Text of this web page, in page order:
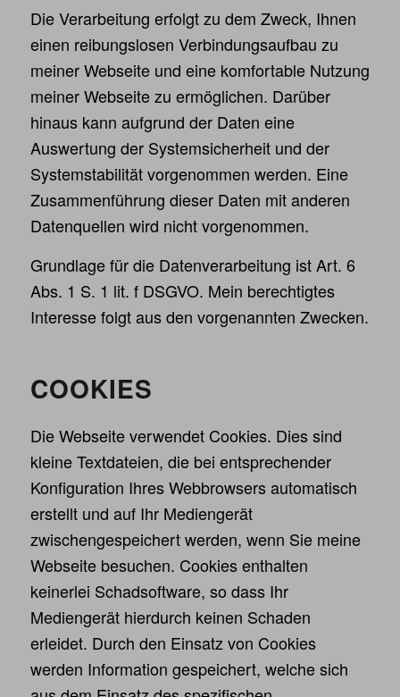
Die Verarbeitung erfolgt zu dem Zweck, Ihnen
einen reibungslosen Verbindungsaufbau zu
meiner Webseite und eine komfortable Nutzung
meiner Webseite zu ermöglichen. Darüber
hinaus kann aufgrund der Daten eine
Auswertung der Systemsicherheit und der
Systemstabilität vorgenommen werden. Eine
Zusammenführung dieser Daten mit anderen
Datenquellen wird nicht vorgenommen.
Grundlage für die Datenverarbeitung ist Art. 6
Abs. 1 S. 1 lit. f DSGVO. Mein berechtigtes
Interesse folgt aus den vorgenannten Zwecken.
COOKIES
Die Webseite verwendet Cookies. Dies sind
kleine Textdateien, die bei entsprechender
Konfiguration Ihres Webbrowsers automatisch
erstellt und auf Ihr Mediengerät
zwischengespeichert werden, wenn Sie meine
Webseite besuchen. Cookies enthalten
keinerlei Schadsoftware, so dass Ihr
Mediengerät hierdurch keinen Schaden
erleidet. Durch den Einsatz von Cookies
werden Information gespeichert, welche sich